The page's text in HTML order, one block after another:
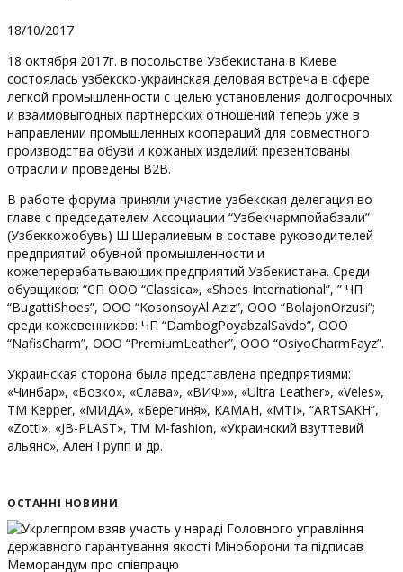
18/10/2017
18 октября 2017г. в посольстве Узбекистана в Киеве
состоялась узбекско-украинская деловая встреча в сфере
легкой промышленности с целью установления долгосрочных
и взаимовыгодных партнерских отношений теперь уже в
направлении промышленных коопераций для совместного
производства обуви и кожаных изделий: презентованы
отрасли и проведены B2B.
В работе форума приняли участие узбекская делегация во
главе с председателем Ассоциации “Узбекчармпойабзали”
(Узбеккожобувь) Ш.Шералиевым в составе руководителей
предприятий обувной промышленности и
кожеперерабатывающих предприятий Узбекистана. Среди
обувщиков: “СП ООО “Classica», «Shoes International”, ” ЧП
“BugattiShoes”, ООО “KosonsoyAl Aziz”, ООО “BolajonOrzusi”;
среди кожевенников: ЧП “DambogPoyabzalSavdo”, ООО
“NafisCharm”, ООО “PremiumLeather”, ООО “OsiyoCharmFayz”.
Украинская сторона была представлена предпрятиями:
«Чинбар», «Возко», «Слава», «ВИФ»», «Ultra Leather», «Veles»,
ТМ Kepper, «МИДА», «Берегиня», КАМАН, «MTI», “ARTSAKH”,
«Zotti», «JB-PLAST», ТМ M-fashion, «Украинский взуттевий
альянс», Ален Групп и др.
ОСТАННІ НОВИНИ